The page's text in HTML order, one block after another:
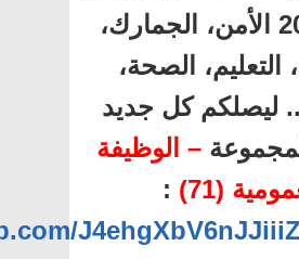
سنة 2024 الأمن، الجمارك،
التعليم، الصحة،
ليصلكم كل جديد
– الوظيفة
(71)
: